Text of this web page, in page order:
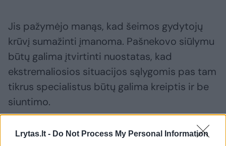
Lrytas.lt - Do Not Process My Personal Information
Jis pažymėjo manąs, kad šeimos gydytojų
krūvį sumažinti įmanoma. Pašnekovo siūlymu
būtų galima įtvirtinti nuostatas, kad
ekstremaliosios situacijos sąlygomis pas tam
tikrus specialistus būtų galima kreiptis ir be
siuntimo.
„Sakykime, nereikėtų žmogui siuntimo pas